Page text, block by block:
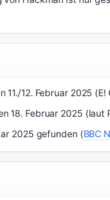
11./12. Februar 2025 (E!
18. Februar 2025 (laut
2025 gefunden (BBC